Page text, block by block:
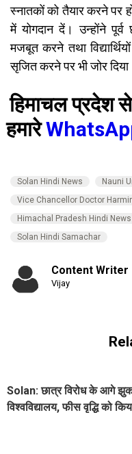
स्नातकों को तैयार करने पर
में योगदान दें। उन्होंने
मजबूत करने तथा
सृजित करने पर भी जोर
हिमाचल प्रदेश
हमारे
Solan Hindi News
Nauni
Vice Chancellor Doctor
Himachal Pradesh Hindi News
Solan Hindi Samachar
Content Writer
Vijay
Solan: छात्र विरोध के आगे
विश्वविद्यालय, फीस वृद्धि को